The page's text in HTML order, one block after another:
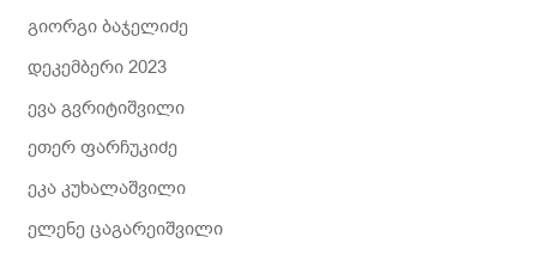
გიორგი ბაჯელიძე
დეკემბერი 2023
ევა გვრიტიშვილი
ეთერ ფარჩუკიძე
ეკა კუხალაშვილი
ელენე ცაგარეიშვილი